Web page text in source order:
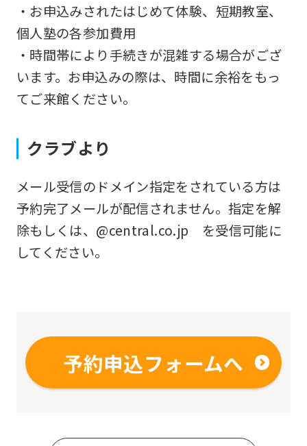
・お申込みされたはじめて体験、短期教室、
個人塾の各参加費用
・時間帯により手続きが混雑する場合がござ
います。お申込みの際は、時間に余裕をもっ
てご来館ください。
クラブより
メール受信のドメイン指定をされている方は
予約完了メールが配信されません。指定を解
除もしくは、@central.co.jp を受信可能に
してください。
予約申込フォームへ
translation.
translation
may
content.
We
ask
this
before
using